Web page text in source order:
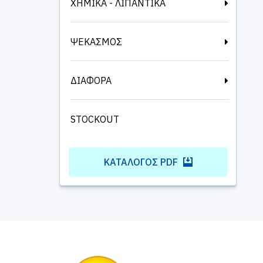
ΧΗΜΙΚΑ - ΛΙΠΑΝΤΙΚΑ
ΨΕΚΑΣΜΟΣ
ΔΙΑΦΟΡΑ
STOCKOUT
ΚΑΤΆΛΟΓΟΣ PDF